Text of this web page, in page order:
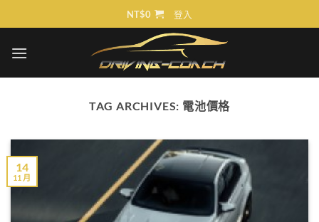
to
NT$0 登入
TAG ARCHIVES: 電池價格
14
11 月